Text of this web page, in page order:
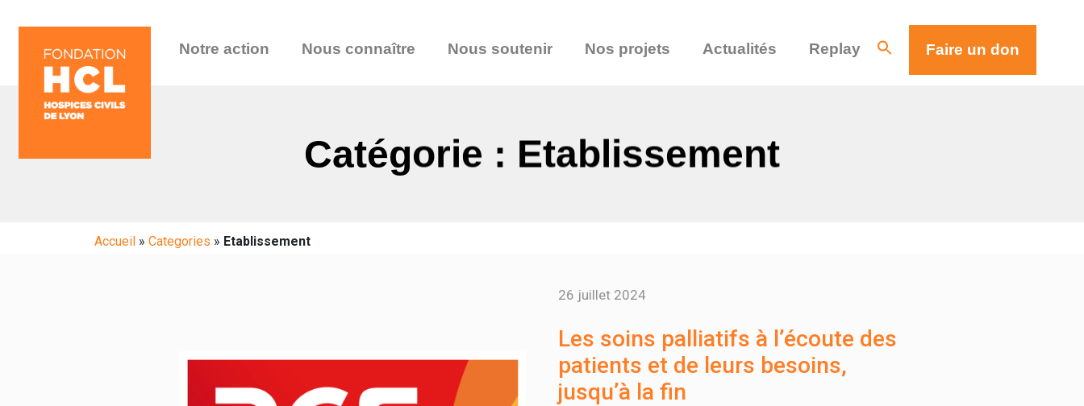
Notre action Nous connaître Nous soutenir Nos projets Actualités Replay Faire un don
Catégorie : Etablissement
Accueil » Categories » Etablissement
26 juillet 2024
Les soins palliatifs à l’écoute des
patients et de leurs besoins,
jusqu’à la fin